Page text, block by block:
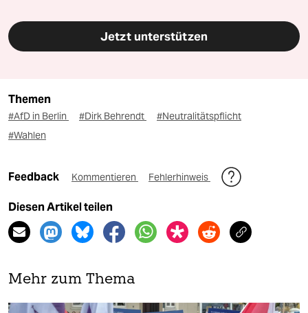
Jetzt unterstützen
Themen
#AfD in Berlin #Dirk Behrendt
#Neutralitätspflicht
#Wahlen
Feedback Kommentieren Fehlerhinweis
Diesen Artikel teilen
Mehr zum Thema